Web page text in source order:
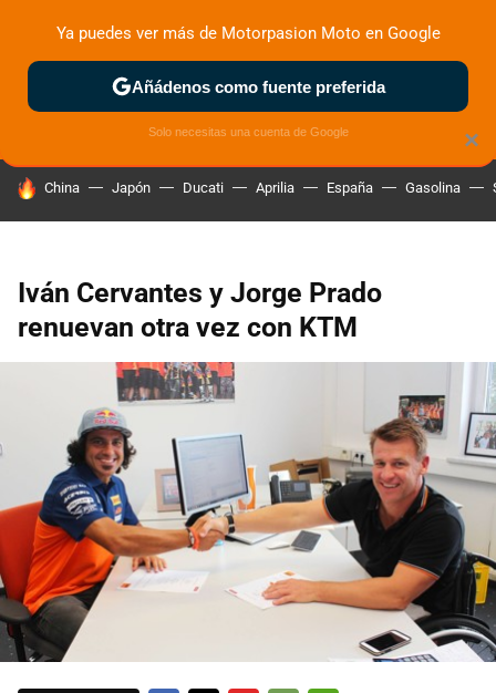
ZONA DE PRUEBAS DEPORTIVAS MOTOS ELÉCTRICAS
HOY SE HABLA DE
China Japón Ducati Aprilia España Gasolina
Iván Cervantes y Jorge Prado
renuevan otra vez con KTM
×
Ya puedes ver más de Motorpasion Moto en Google
Añádenos como fuente preferida
Solo necesitas una cuenta de Google